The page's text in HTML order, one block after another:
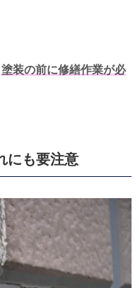
塗装の前に修繕作業が必
にも要注意